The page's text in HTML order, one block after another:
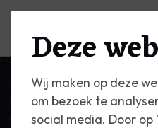
Deze
Wij maken op deze
om bezoek te
social media. Door